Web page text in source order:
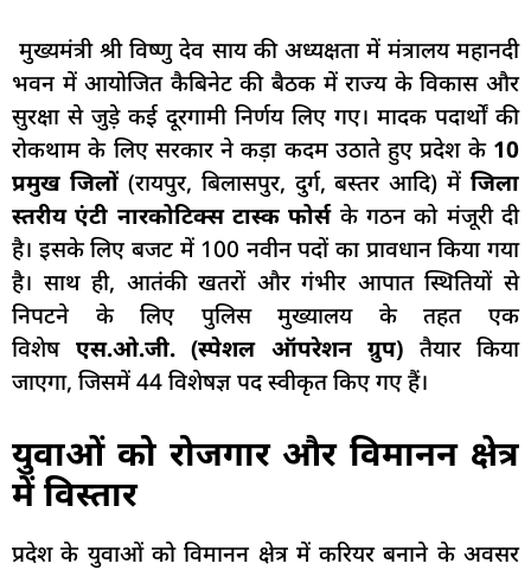
मुख्यमंत्री श्री विष्णु देव साय की अध्यक्षता में मंत्रालय महानदी
भवन में आयोजित कैबिनेट की बैठक में राज्य के विकास और
सुरक्षा से जुड़े कई दूरगामी निर्णय लिए गए। मादक पदार्थों की
रोकथाम के लिए सरकार ने कड़ा कदम उठाते हुए प्रदेश के 10
प्रमुख जिलों(रायपुर, बिलासपुर, दुर्ग, बस्तर आदि) में जिला
स्तरीय एंटी नारकोटिक्स टास्क फोर्सके गठन को मंजूरी दी
है। इसके लिए बजट में 100 नवीन पदों का प्रावधान किया गया
है। साथ ही, आतंकी खतरों और गंभीर आपात स्थितियों से
निपटने के लिए पुलिस मुख्यालय के तहत एक
विशेष एस.ओ.जी. (स्पेशल ऑपरेशन ग्रुप) तैयार किया
जाएगा, जिसमें 44 विशेषज्ञ पद स्वीकृत किए गए हैं।
युवाओं को रोजगार और विमानन क्षेत्र
में विस्तार
प्रदेश के युवाओं को विमानन क्षेत्र में करियर बनाने के अवसर